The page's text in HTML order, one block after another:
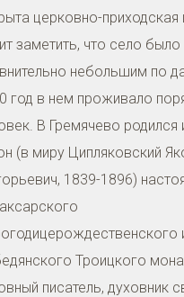
церковно-
заметить, что село было
небольшим по
год в нем проживало
В Гремячево родился
(в миру Ципляковский
1839-1896)
Троицкого
писатель, духовник